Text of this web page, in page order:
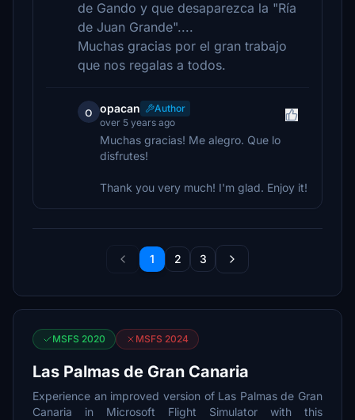
de Gando y que desaparezca la "Ría
de Juan Grande"....
Muchas gracias por el gran trabajo
que nos regalas a todos.
o opacan
Author
over 5 years ago
Muchas gracias! Me alegro. Que lo
disfrutes!
Thank you very much! I'm glad. Enjoy it!
1 2 3
MSFS 2020 MSFS 2024
Las Palmas de Gran Canaria
Experience an improved version of Las Palmas de Gran
Canaria in Microsoft Flight Simulator with this